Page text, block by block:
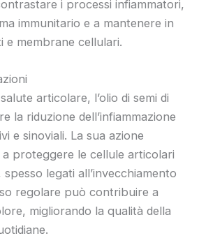
i processi infiammatori,
immunitario e a mantenere in
e membrane cellulari.
articolare, l’olio di semi di
la riduzione dell’infiammazione
e sinoviali. La sua azione
a proteggere le cellule articolari
spesso legati all’invecchiamento
regolare può contribuire a
migliorando la qualità della